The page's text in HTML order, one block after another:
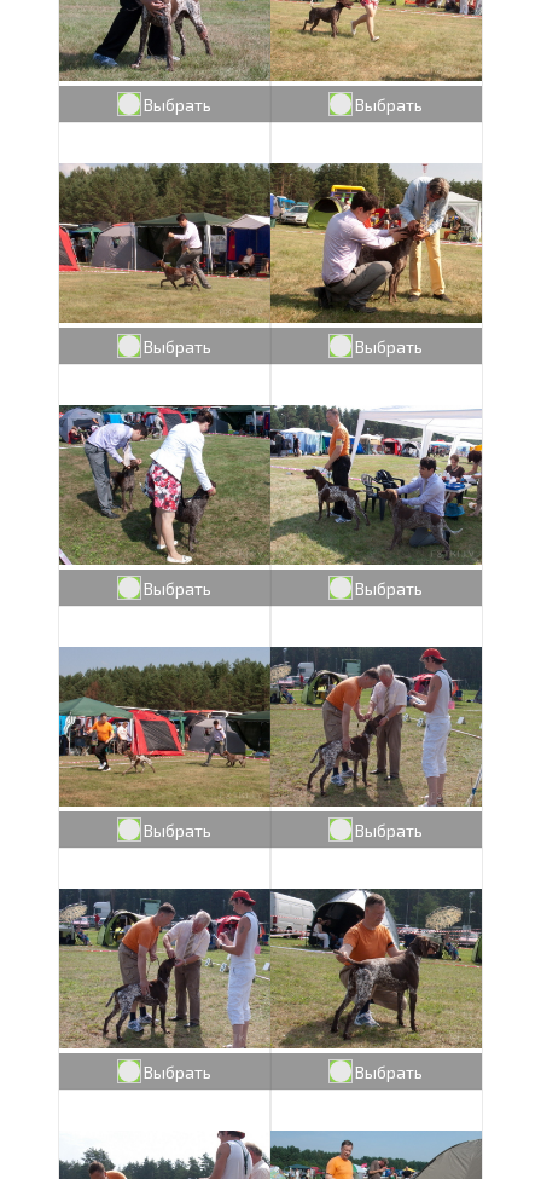
Выбрать Выбрать
Выбрать Выбрать
Выбрать Выбрать
Выбрать Выбрать
Выбрать Выбрать